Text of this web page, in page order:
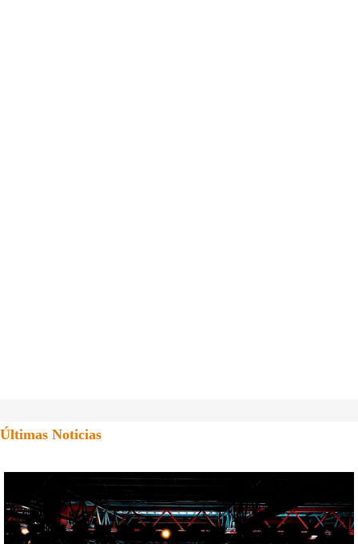
Últimas Noticias